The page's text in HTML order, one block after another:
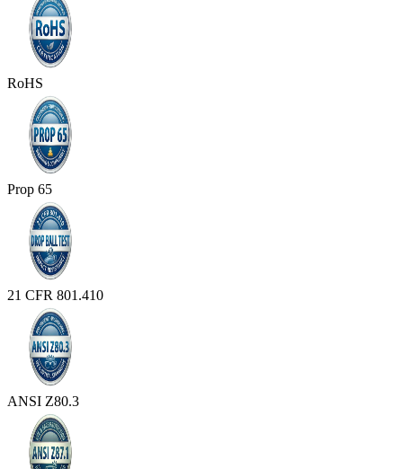
RoHS
Prop 65
21 CFR 801.410
ANSI Z80.3